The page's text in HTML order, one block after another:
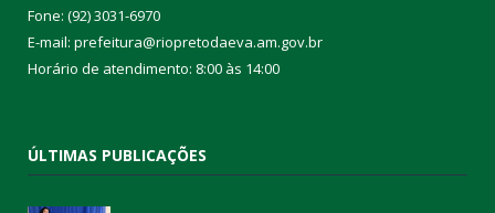
Fone: (92) 3031-6970
E-mail: prefeitura@riopretodaeva.am.gov.br
Horário de atendimento: 8:00 às 14:00
ÚLTIMAS PUBLICAÇÕES